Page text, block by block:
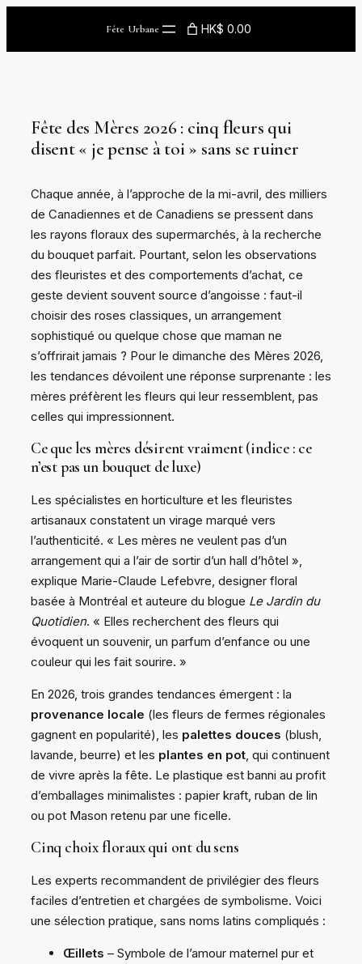
content
Fête Urbane HK$ 0.00
Fête des Mères 2026 : cinq fleurs qui
disent « je pense à toi » sans se ruiner
Chaque année, à l’approche de la mi-avril, des milliers
de Canadiennes et de Canadiens se pressent dans
les rayons floraux des supermarchés, à la recherche
du bouquet parfait. Pourtant, selon les observations
des fleuristes et des comportements d’achat, ce
geste devient souvent source d’angoisse : faut-il
choisir des roses classiques, un arrangement
sophistiqué ou quelque chose que maman ne
s’offrirait jamais ? Pour le dimanche des Mères 2026,
les tendances dévoilent une réponse surprenante : les
mères préfèrent les fleurs qui leur ressemblent, pas
celles qui impressionnent.
Ce que les mères désirent vraiment (indice : ce
n’est pas un bouquet de luxe)
Les spécialistes en horticulture et les fleuristes
artisanaux constatent un virage marqué vers
l’authenticité. « Les mères ne veulent pas d’un
arrangement qui a l’air de sortir d’un hall d’hôtel »,
explique Marie-Claude Lefebvre, designer floral
basée à Montréal et auteure du blogue Le Jardin du
Quotidien. « Elles recherchent des fleurs qui
évoquent un souvenir, un parfum d’enfance ou une
couleur qui les fait sourire. »
En 2026, trois grandes tendances émergent : la
provenance locale (les fleurs de fermes régionales
gagnent en popularité), les palettes douces (blush,
lavande, beurre) et les plantes en pot, qui continuent
de vivre après la fête. Le plastique est banni au profit
d’emballages minimalistes : papier kraft, ruban de lin
ou pot Mason retenu par une ficelle.
Cinq choix floraux qui ont du sens
Les experts recommandent de privilégier des fleurs
faciles d’entretien et chargées de symbolisme. Voici
une sélection pratique, sans noms latins compliqués :
Œillets – Symbole de l’amour maternel pur et